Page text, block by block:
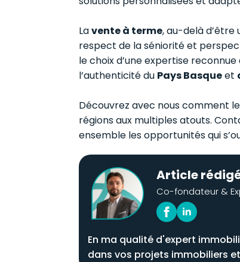
Lavente à terme, au-delà
respect de la séniorité et
le choix d’une expertise
l’authenticité du Pays Basqueet
Découvrez avec nous comment le
régions aux multiples atouts.
ensemble les opportunités qui
Article
Co-fondateur &
En ma qualité d'expert
dans vos projets immobiliers